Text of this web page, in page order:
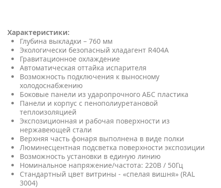
Характеристики:
Глубина выкладки – 760 мм
Экологически безопасный хладагент R404A
Гравитационное охлаждение
Автоматическая оттайка испарителя
Возможность подключения к выносному
холодоснабжению
Боковые панели из ударопрочного АБС пластика
Панели и корпус с пенополиуретановой
теплоизоляцией
Экспозиционная и рабочая поверхности из
нержавеющей стали
Верхняя часть фонаря выполнена в виде полки
Люминесцентная подсветка поверхности экспозиции
Возможность установки в единую линию
Номинальное напряжение/частота: 220В / 50Гц
Стандартный цвет витрины - «спелая вишня» (RAL
3004)